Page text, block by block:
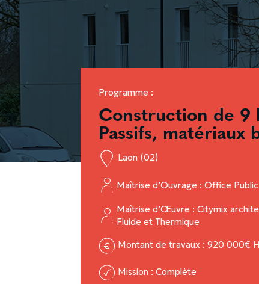
Programme :
Construction de 9
Passifs, matériaux
Laon (02)
Maîtrise d’Ouvrage : Office Public
Maîtrise d’Œuvre : Citymix
Fluide et Thermique
Montant de travaux : 920 000€
Mission : Complète